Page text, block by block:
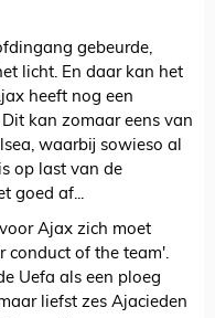
gebeurde,
licht. En daar kan het
heeft nog een
kan zomaar eens van
waarbij sowieso al
op last van de
goed af...
Ajax zich moet
conduct of the team'.
Uefa als een ploeg
liefst zes Ajacieden